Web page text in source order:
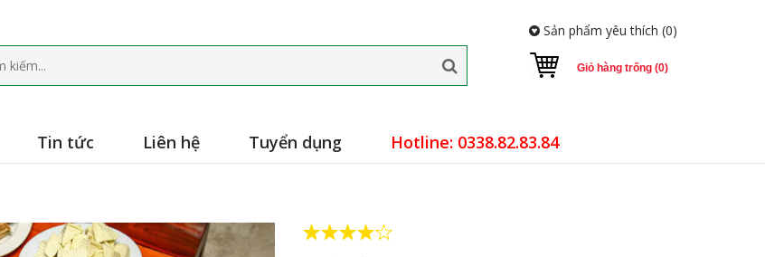
Giỏ hàng trống (0)
Sản phẩm yêu thích (0)
Tin tức Liên hệ Tuyển dụng Hotline: 0338.82.83.84